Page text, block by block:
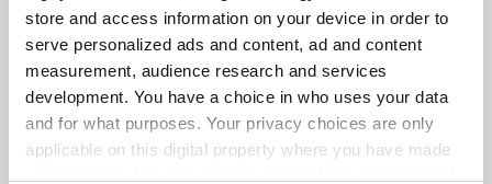
store and access information on your device in order to
serve personalized ads and content, ad and content
measurement, audience research and services
development. You have a choice in who uses your data
and for what purposes. Your privacy choices are only
applicable on this digital property where you have made
KUNDBERÄTTELSER
Listen to what our
customers are saying